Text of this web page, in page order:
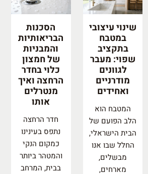
שינוי עיצובי
במטבח
בתקציב
שפוי: מעבר
לגוונים
מודרניים
ואחידים
המטבח הוא
הלב הפועם של
הבית הישראלי,
החלל שבו אנו
מבשלים,
מארחים,
הסכנות
הבריאותיות
והמבניות
של חמצון
כלוי בחדר
הרחצה ואיך
מנטרלים
אותו
חדר הרחצה
נתפס בעינינו
כמקום הנקי
והמטהר ביותר
בבית, המרחב